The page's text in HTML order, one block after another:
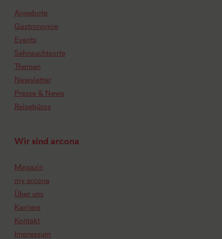
Angebote
Gastronomie
Events
Sehnsuchtsorte
Themen
Newsletter
Presse & News
Reisebüros
Wir sind arcona
Magazin
my arcona
Über uns
Karriere
Kontakt
Impressum